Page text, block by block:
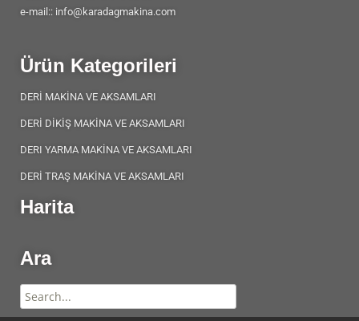
e-mail:: info@karadagmakina.com
Ürün Kategorileri
DERİ MAKİNA VE AKSAMLARI
DERİ DİKİŞ MAKİNA VE AKSAMLARI
DERI YARMA MAKİNA VE AKSAMLARI
DERİ TRAŞ MAKİNA VE AKSAMLARI
Harita
Ara